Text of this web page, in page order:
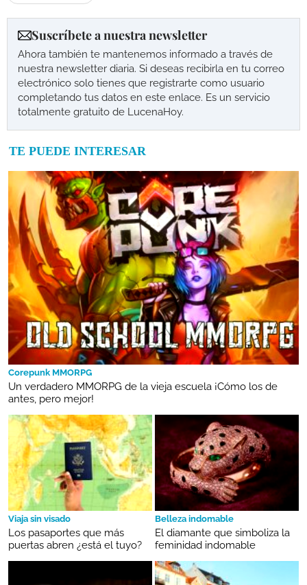
Suscríbete a nuestra newsletter
Ahora también te mantenemos informado a través de
nuestra newsletter diaria. Si deseas recibirla en tu correo
electrónico solo tienes que registrarte como usuario
completando tus datos en este enlace. Es un servicio
totalmente gratuito de LucenaHoy.
TE PUEDE INTERESAR
Corepunk MMORPG
Un verdadero MMORPG de la vieja escuela ¡Cómo los de
antes, pero mejor!
Viaja sin visado
Los pasaportes que más
puertas abren ¿está el tuyo?
Belleza indomable
El diamante que simboliza la
feminidad indomable